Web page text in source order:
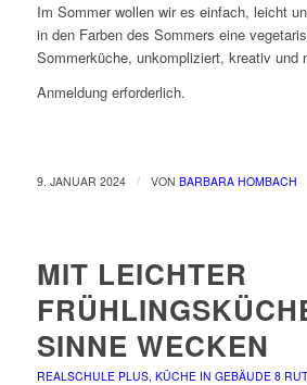
Im Sommer wollen wir es einfach, leicht
in den Farben des Sommers eine
Sommerküche, unkompliziert, kreativ und
Anmeldung erforderlich.
9. JANUAR 2024 / VON BARBARA HOMBACH
MIT LEICHTER
SINNE WECKEN
REALSCHULE PLUS, KÜCHE IN GEBÄUDE 8